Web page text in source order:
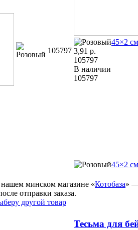
105797
45×2
3,91 р.
105797
В наличии
105797
45×2
нашем минском магазине «Котобаза» —
отправки заказа.
другой товар
Тесьма для